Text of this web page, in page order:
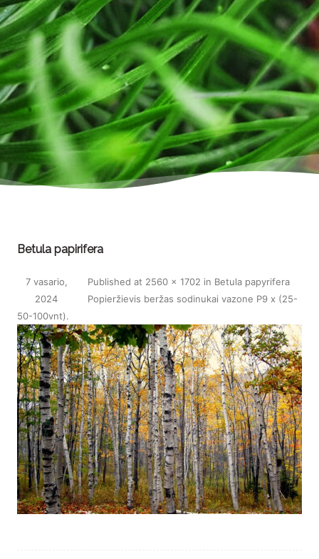
Betula papirifera
Published
7 vasario,
2024
at 2560 × 1702 in Betula papyrifera
Popieržievis beržas sodinukai vazone P9 x (25-
50-100vnt).